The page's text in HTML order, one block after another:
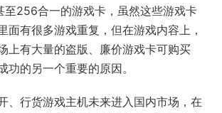
至256合一的游戏卡，虽然这些游戏卡
面有很多游戏重复，但在游戏内容上，
上有大量的盗版、廉价游戏卡可购买
功的另一个重要的原因。
、行货游戏主机未来进入国内市场，在